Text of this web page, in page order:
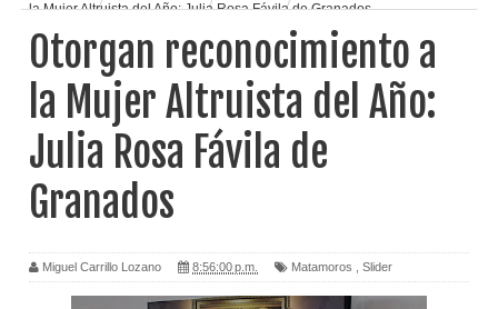
la Mujer Altruista del Año: Julia Rosa Fávila de Granados
Otorgan reconocimiento a
la Mujer Altruista del Año:
Julia Rosa Fávila de
Granados
Miguel Carrillo Lozano 8:56:00 p.m. Matamoros Slider